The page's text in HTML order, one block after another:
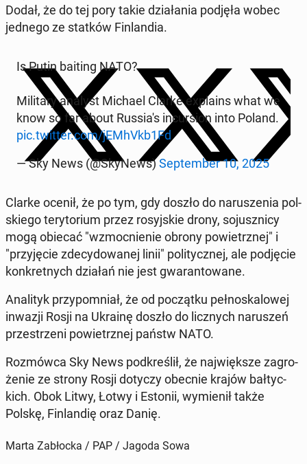
Dodał, że do tej pory takie dzia­ła­nia podjęła wobec
jednego ze statków Fin­lan­dia.
Is Putin baiting NATO?
Mi­li­ta­ry analyst Michael Clarke expla­ins what we
know so far about Rus­sia­'s in­cur­sion into Poland.
pic.twitter.com/jEMhVkb1Fd
— Sky News (@SkyNews)Sep­tem­ber 10, 2025
Clarke ocenił, że po tym, gdy doszło do na­ru­sze­nia pol­
skie­go te­ry­to­rium przez ro­syj­skie drony, so­jusz­ni­cy
mogą obiecać "wzmoc­nie­nie obrony po­wietrz­nej" i
"przy­ję­cie zde­cy­do­wa­nej linii" po­li­tycz­nej, ale pod­ję­cie
kon­kret­nych działań nie jest gwa­ran­to­wa­ne.
Ana­li­tyk przy­po­mniał, że od po­cząt­ku peł­no­ska­lo­wej
inwazji Rosji na Ukrainę doszło do licz­nych na­ru­szeń
prze­strze­ni po­wietrz­nej państw NATO.
Roz­mów­ca Sky News pod­kre­ślił, że naj­więk­sze za­gro­
że­nie ze strony Rosji dotyczy obecnie krajów bał­tyc­
kich. Obok Litwy, Łotwy i Estonii, wy­mie­nił także
Polskę, Fin­lan­dię oraz Danię.
Marta Zabłocka / PAP / Jagoda Sowa